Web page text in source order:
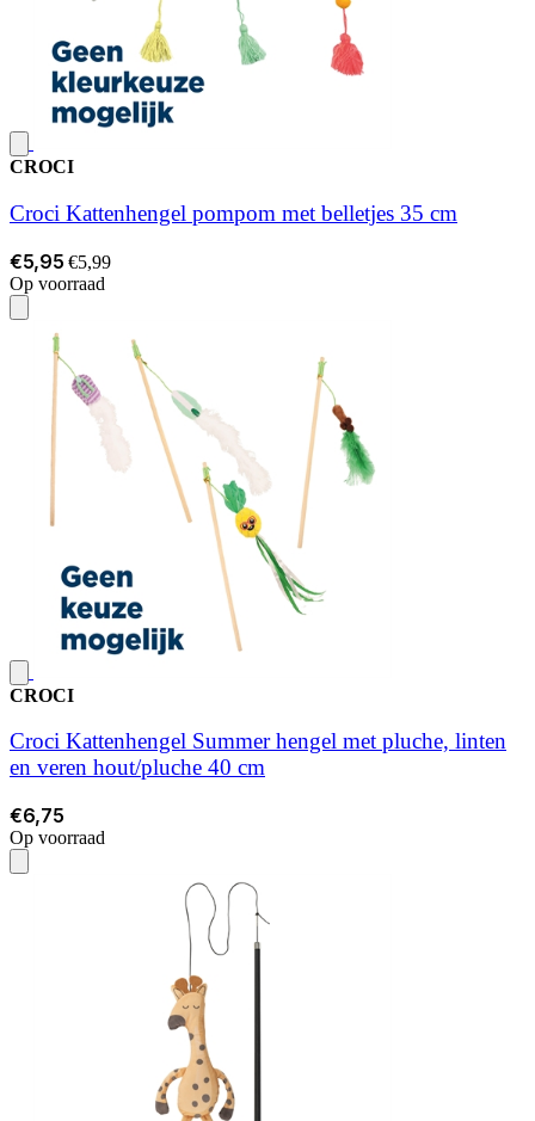
CROCI
Croci Kattenhengel pompom met belletjes 35 cm
€5,95 €5,99
Op voorraad
CROCI
Croci Kattenhengel Summer hengel met pluche, linten
en veren hout/pluche 40 cm
€6,75
Op voorraad